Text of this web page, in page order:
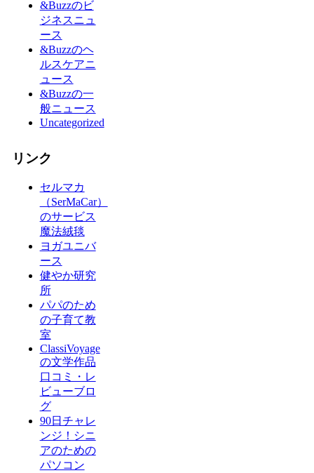
&Buzzのビ
ジネスニュ
ース
&Buzzのヘ
ルスケアニ
ュース
&Buzzの一
般ニュース
Uncategorized
リンク
セルマカ
（SerMaCar）
のサービス
魔法絨毯
ヨガユニバ
ース
健やか研究
所
パパのため
の子育て教
室
ClassiVoyage
の文学作品
口コミ・レ
ビューブロ
グ
90日チャレ
ンジ！シニ
アのための
パソコン